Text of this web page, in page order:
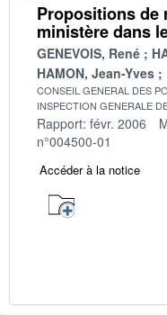
Propositions de
ministère dans
GENEVOIS, René
HAMON, Jean-Yves
CONSEIL GENERAL DES
INSPECTION GENERALE
Rapport: févr. 2006
n°004500-01
Accéder à la notice